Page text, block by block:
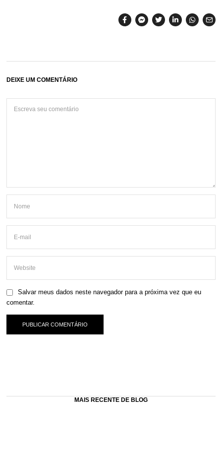
DEIXE UM COMENTÁRIO
Salvar meus dados neste navegador para a próxima vez que eu
comentar.
MAIS RECENTE DE BLOG